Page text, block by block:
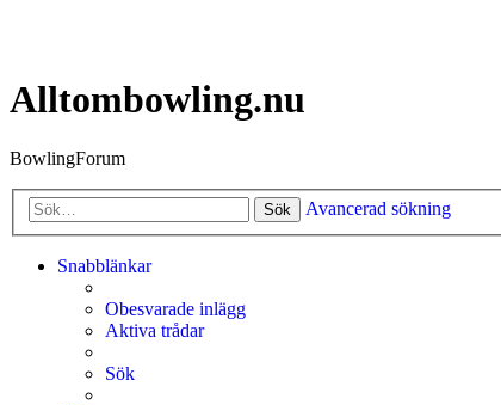
Alltombowling.nu
BowlingForum
Sök Avancerad sökning
Snabblänkar
Obesvarade inlägg
Aktiva trådar
Sök